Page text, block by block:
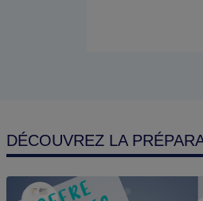
DÉCOUVREZ LA